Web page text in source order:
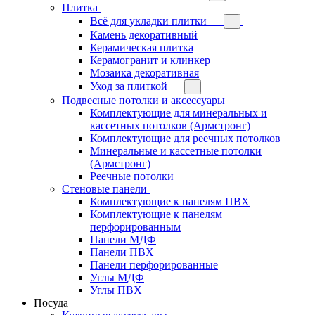
Плитка
Всё для укладки плитки
Камень декоративный
Керамическая плитка
Керамогранит и клинкер
Мозаика декоративная
Уход за плиткой
Подвесные потолки и аксессуары
Комплектующие для минеральных и
кассетных потолков (Армстронг)
Комплектующие для реечных потолков
Минеральные и кассетные потолки
(Армстронг)
Реечные потолки
Стеновые панели
Комплектующие к панелям ПВХ
Комплектующие к панелям
перфорированным
Панели МДФ
Панели ПВХ
Панели перфорированные
Углы МДФ
Углы ПВХ
Посуда